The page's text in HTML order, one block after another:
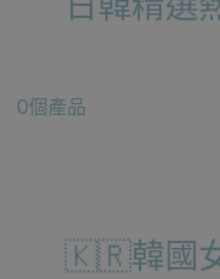
0個產品
🇰🇷韓國